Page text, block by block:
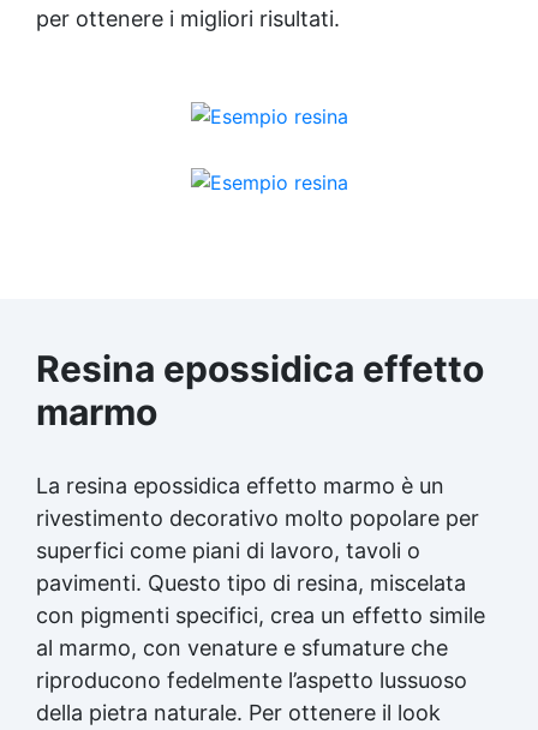
per ottenere i migliori risultati.
Resina epossidica effetto
marmo
La resina epossidica effetto marmo è un
rivestimento decorativo molto popolare per
superfici come piani di lavoro, tavoli o
pavimenti. Questo tipo di resina, miscelata
con pigmenti specifici, crea un effetto simile
al marmo, con venature e sfumature che
riproducono fedelmente l’aspetto lussuoso
della pietra naturale. Per ottenere il look